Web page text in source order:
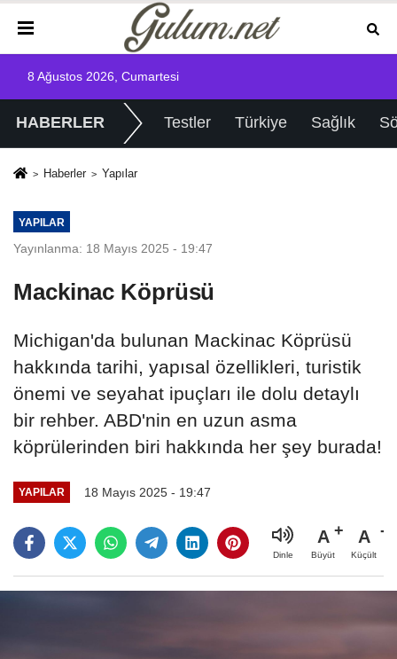
8 Ağustos 2026, Cumartesi
HABERLER Testler Türkiye Sağlık
Haberler Yapılar
YAPILAR
Yayınlanma: 18 Mayıs 2025 - 19:47
Mackinac Köprüsü
Michigan'da bulunan Mackinac Köprüsü
hakkında tarihi, yapısal özellikleri, turistik
önemi ve seyahat ipuçları ile dolu detaylı
bir rehber. ABD'nin en uzun asma
köprülerinden biri hakkında her şey burada!
YAPILAR 18 Mayıs 2025 - 19:47
Dinle
A
Büyüt
A
Küçült